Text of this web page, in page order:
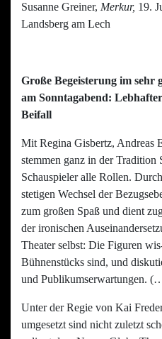
Susanne Greiner, Merkur, 19.
Landsberg am Lech
Große Begeisterung im sehr
am Sonntagabend:
Beifall
Mit Regina Gisbertz, Andreas
stemmen ganz in der Tradition
Schauspieler alle Rollen.
stetigen Wechsel der
zum großen Spaß und dient
der ironischen
Theater selbst: Die Figuren
Bühnenstücks sind, und
und Publikumserwartungen.
Unter der Regie von Kai
umgesetzt sind nicht zuletzt